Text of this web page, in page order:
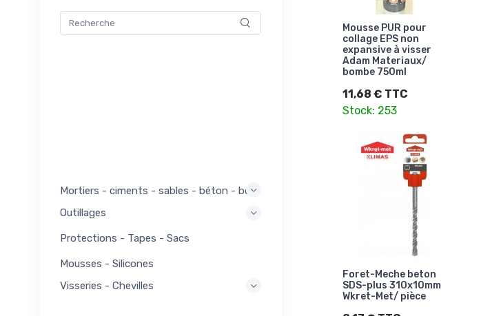
Mortiers - ciments - sables - béton - bois
Outillages
Protections - Tapes - Sacs
Mousses - Silicones
Visseries - Chevilles
Mousse PUR pour
collage EPS non
expansive à visser
Adam Materiaux/
bombe 750ml
11,68 € TTC
Stock: 253
Foret-Meche beton
SDS-plus 310x10mm
Wkret-Met/ pièce